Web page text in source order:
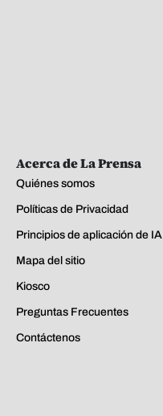
Acerca de La Prensa
Quiénes somos
Políticas de Privacidad
Principios de aplicación de IA
Mapa del sitio
Kiosco
Preguntas Frecuentes
Contáctenos